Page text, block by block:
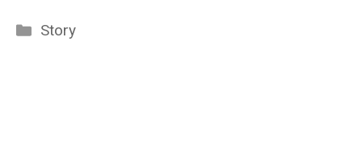
Kategorien
Story